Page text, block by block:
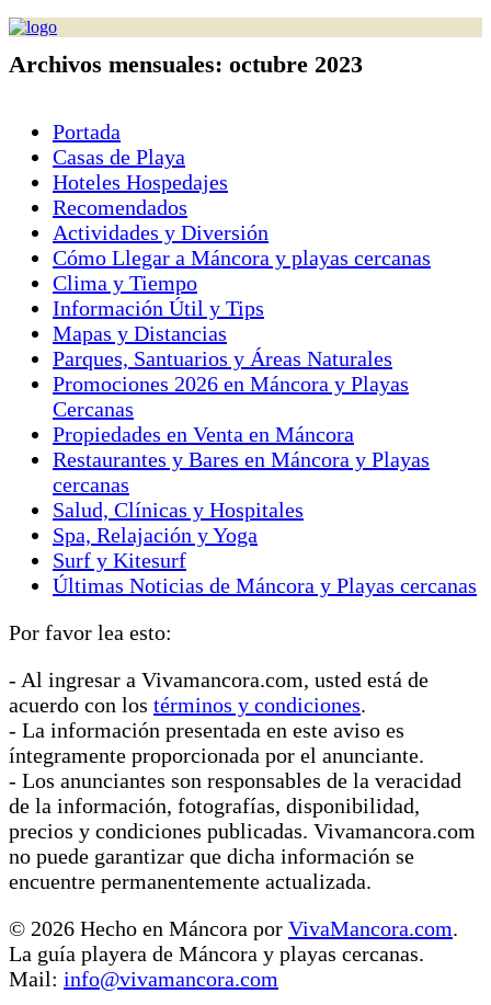
Archivos mensuales: octubre 2023
Portada
Casas de Playa
Hoteles Hospedajes
Recomendados
Actividades y Diversión
Cómo Llegar a Máncora y playas cercanas
Clima y Tiempo
Información Útil y Tips
Mapas y Distancias
Parques, Santuarios y Áreas Naturales
Promociones 2026 en Máncora y Playas
Cercanas
Propiedades en Venta en Máncora
Restaurantes y Bares en Máncora y Playas
cercanas
Salud, Clínicas y Hospitales
Spa, Relajación y Yoga
Surf y Kitesurf
Últimas Noticias de Máncora y Playas cercanas
Por favor lea esto:
- Al ingresar a Vivamancora.com, usted está de
acuerdo con los términos y condiciones.
- La información presentada en este aviso es
íntegramente proporcionada por el anunciante.
- Los anunciantes son responsables de la veracidad
de la información, fotografías, disponibilidad,
precios y condiciones publicadas. Vivamancora.com
no puede garantizar que dicha información se
encuentre permanentemente actualizada.
© 2026 Hecho en Máncora por VivaMancora.com.
La guía playera de Máncora y playas cercanas.
Mail: info@vivamancora.com